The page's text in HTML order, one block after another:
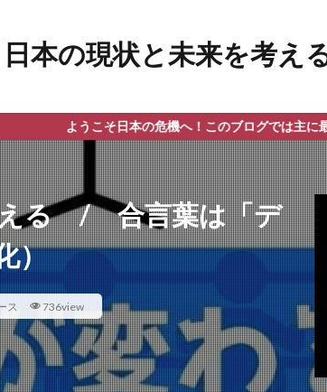
こそ日本の危機へ！このブログでは主に最新のニュー
える / 合言葉は「デ
）
ス 736view